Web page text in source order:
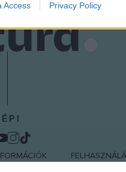
advertising.
to personalization.
to security, including
Access Privacy Policy